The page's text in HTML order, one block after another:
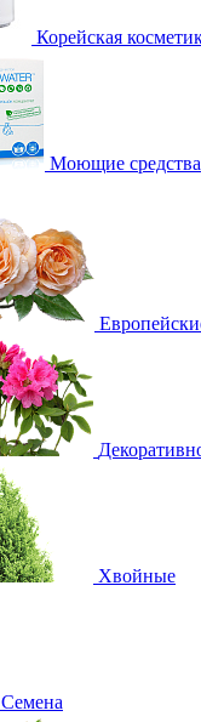
Корейская
Моющие средства
Хвойные
Семена